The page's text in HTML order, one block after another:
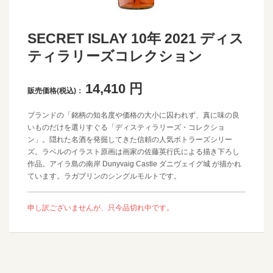
SECRET ISLAY 10年 2021 ディス
ティラリーズコレクション
販売価格(税込)： 14,410 円
ブランドの「銘柄の知名度や価格の大小に囚われず、真に味の良
いものだけを選りすぐる「ディスティラリーズ・コレクショ
ン」。隠れた名酒を発掘してきた信頼の人気ボトラーズシリー
ズ。ラベルのイラスト原画は画家の佐藤英行氏による描き下ろし
作品。アイラ島の南岸 Dunyvaig Castle ダニヴェイグ城 が描かれ
ています。ラガブリンのシングルモルトです。
申し訳ございませんが、只今品切れ中です。